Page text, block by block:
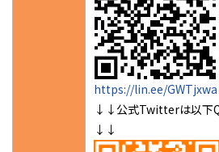
https://lin.ee/GWTjxwa
↓↓公式Twitterは以下
↓↓